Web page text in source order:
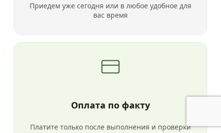
Приедем уже сегодня или в любое удобное для
вас время
Оплата по факту
Платите только после выполнения и проверки